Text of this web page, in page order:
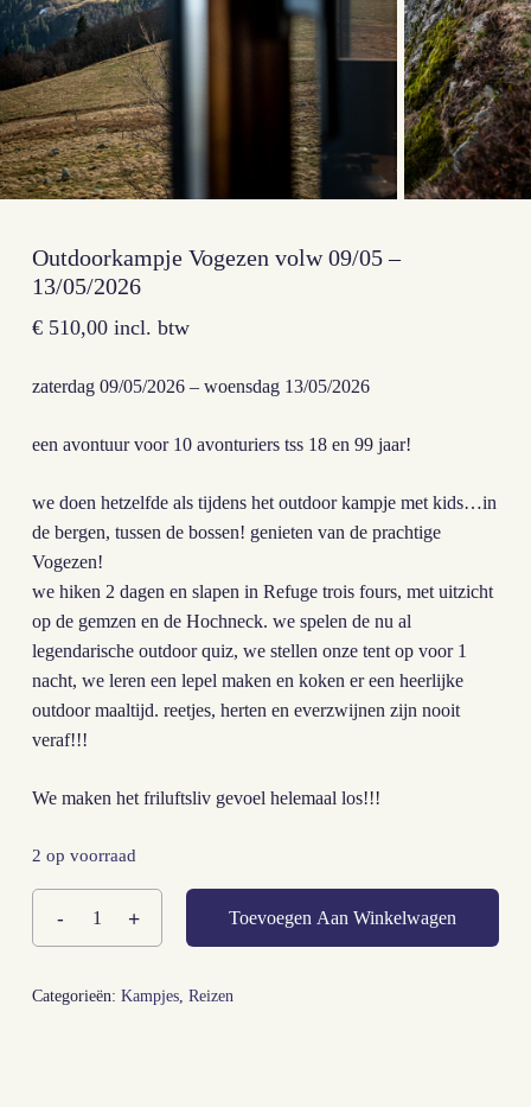
Outdoorkampje Vogezen volw 09/05 –
13/05/2026
€510,00 incl. btw
zaterdag 09/05/2026 – woensdag 13/05/2026
een avontuur voor 10 avonturiers tss 18 en 99 jaar!
we doen hetzelfde als tijdens het outdoor kampje met kids…in
de bergen, tussen de bossen! genieten van de prachtige
Vogezen!
we hiken 2 dagen en slapen in Refuge trois fours, met uitzicht
op de gemzen en de Hochneck. we spelen de nu al
legendarische outdoor quiz, we stellen onze tent op voor 1
nacht, we leren een lepel maken en koken er een heerlijke
outdoor maaltijd. reetjes, herten en everzwijnen zijn nooit
veraf!!!
We maken het friluftslivgevoel helemaal los!!!
2 op voorraad
Toevoegen Aan Winkelwagen
Categorieën: Kampjes, Reizen